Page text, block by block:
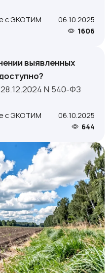
с ЭКОТИМ
06.10.2025
1606
выявленных
N 540-ФЗ
с ЭКОТИМ
06.10.2025
644